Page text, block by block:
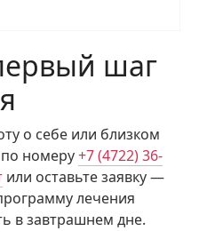
шаг
о себе или близком
номеру+7 (4722) 36-
или оставьте заявку —
лечения
в завтрашнем дне.